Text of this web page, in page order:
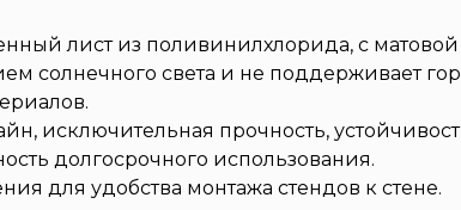
лист из поливинилхлорида, с
солнечного света и не поддерживает
исключительная прочность,
долгосрочного использования.
для удобства монтажа стендов к стене.